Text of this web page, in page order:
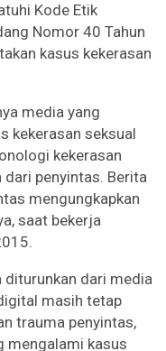
Kode Etik
Nomor 40 Tahun
kasus kekerasan
media yang
kekerasan seksual
kekerasan
penyintas. Berita
mengungkapkan
saat bekerja
diturunkan dari media
masih tetap
trauma penyintas,
mengalami kasus